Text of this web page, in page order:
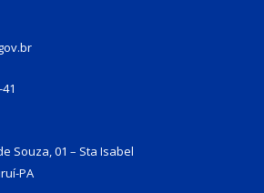
Souza, 01 – Sta Isabel
PA